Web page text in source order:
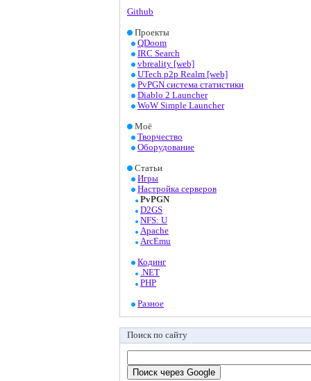
Github
Проекты
QDoom
IRC Search
vbreality [web]
UTech p2p Realm [web]
PvPGN система статистики
Diablo 2 Launcher
WoW Simple Launcher
Моё
Творчество
Оборудование
Статьи
Игры
Настройка серверов
PvPGN
D2GS
NFS: U
Apache
ArcEmu
Кодинг
.NET
PHP
Разное
Поиск по сайту